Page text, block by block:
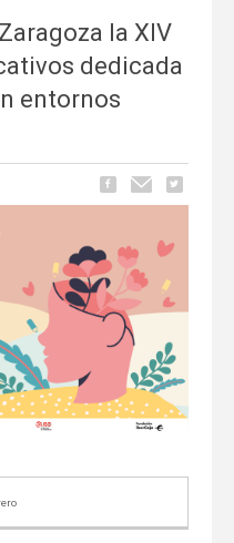
la XIV
dedicada
entornos